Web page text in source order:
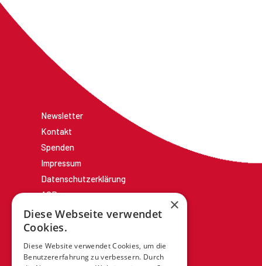
Newsletter
Kontakt
Spenden
Impressum
Datenschutzerklärung
AGBs
×
Diese Webseite verwendet
Cookies.
Diese Website verwendet Cookies, um die
Benutzererfahrung zu verbessern. Durch